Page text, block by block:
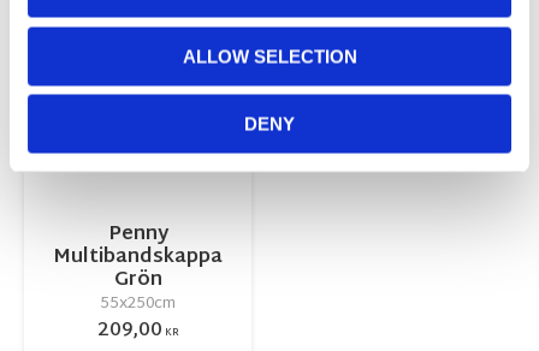
ALLOW SELECTION
DENY
Penny
Multibandskappa
Grön
55x250cm
209,00 KR
NYHET
Lägg till i favoriter